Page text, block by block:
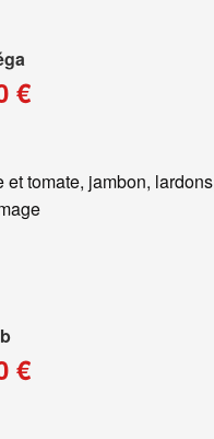
€
et tomate, jambon,
€